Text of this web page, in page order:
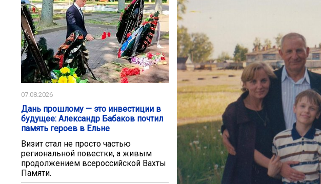
07.08.2026
Дань прошлому — это инвестиции в
будущее: Александр Бабаков почтил
память героев в Ельне
Визит стал не просто частью
региональной повестки, а живым
продолжением всероссийской Вахты
Памяти.